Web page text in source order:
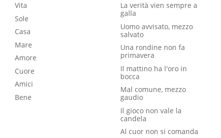
Vita
Sole
Casa
Mare
Amore
Cuore
Amici
Bene
La verità vien sempre a
galla
Uomo avvisato, mezzo
salvato
Una rondine non fa
primavera
Il mattino ha l'oro in
bocca
Mal comune, mezzo
gaudio
Il gioco non vale la
candela
Al cuor non si comanda